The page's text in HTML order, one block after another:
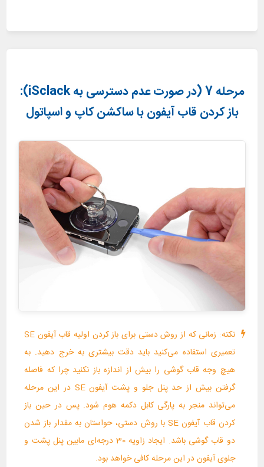
مرحله 7 (در صورت عدم دسترسی به iSclack):
باز کردن قاب آیفون با ساکشن کاپ و اسپاتول
نکته: زمانی که از روش دستی برای باز کردن اولیه قاب آیفون SE
تعمیری استفاده می‌کنید باید دقت بیشتری به خرج دهید. به
هیچ وجه قاب گوشی را بیش از اندازه باز نکنید چرا که فاصله
گرفتن بیش از حد پنل جلو و پشت آیفون SE در این مرحله
می‌تواند منجر به پارگی کابل دکمه هوم شود. پس در حین باز
کردن قاب آیفون SE با روش دستی، حواستان به مقدار باز شدن
دو قاب گوشی باشد. ایجاد زاویه 30 درجه‌ای مابین پنل پشت و
جلوی آیفون در این مرحله کافی خواهد بود.